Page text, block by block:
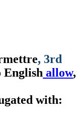
, 3rd
allow,
with: